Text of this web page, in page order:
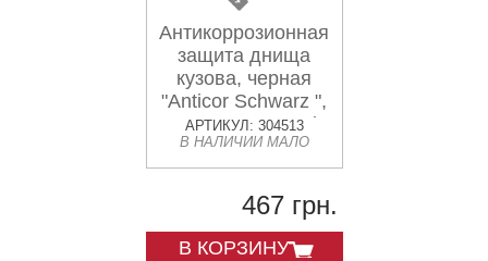
Антикоррозионная
защита днища
кузова, черная
"Anticor Schwarz ",
Аэрозоль 650ml
АРТИКУЛ: 304513
В НАЛИЧИИ МАЛО
467 грн.
В КОРЗИНУ